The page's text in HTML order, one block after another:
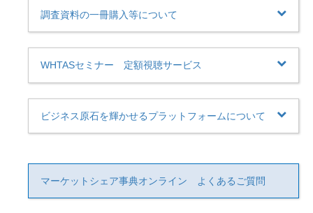
調査資料の一冊購入等について
WHTASセミナー 定額視聴サービス
ビジネス原石を輝かせるプラットフォームについて
マーケットシェア事典オンライン よくあるご質問